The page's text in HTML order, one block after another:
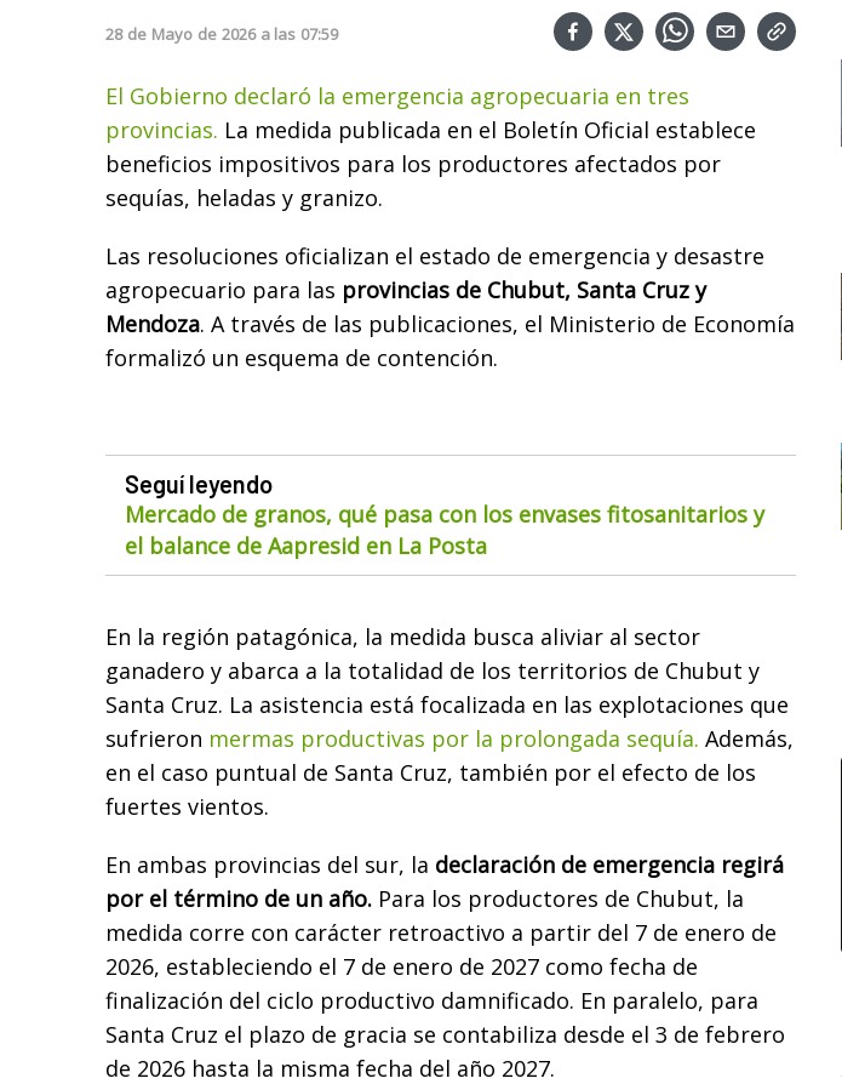
28 de Mayo de 2026 a las 07:59
El Gobierno declaró la emergencia agropecuaria en tres
provincias. La medida publicada en el Boletín Oficial establece
beneficios impositivos para los productores afectados por
sequías, heladas y granizo.
Las resoluciones oficializan el estado de emergencia y desastre
agropecuario para las provincias de Chubut, Santa Cruz y
Mendoza. A través de las publicaciones, el Ministerio de Economía
formalizó un esquema de contención.
Seguí leyendo
Mercado de granos, qué pasa con los envases fitosanitarios y
el balance de Aapresid en La Posta
En la región patagónica, la medida busca aliviar al sector
ganadero y abarca a la totalidad de los territorios de Chubut y
Santa Cruz. La asistencia está focalizada en las explotaciones que
sufrieron mermas productivas por la prolongada sequía. Además,
en el caso puntual de Santa Cruz, también por el efecto de los
fuertes vientos.
En ambas provincias del sur, la declaración de emergencia regirá
por el término de un año. Para los productores de Chubut, la
medida corre con carácter retroactivo a partir del 7 de enero de
2026, estableciendo el 7 de enero de 2027 como fecha de
finalización del ciclo productivo damnificado. En paralelo, para
Santa Cruz el plazo de gracia se contabiliza desde el 3 de febrero
de 2026 hasta la misma fecha del año 2027.